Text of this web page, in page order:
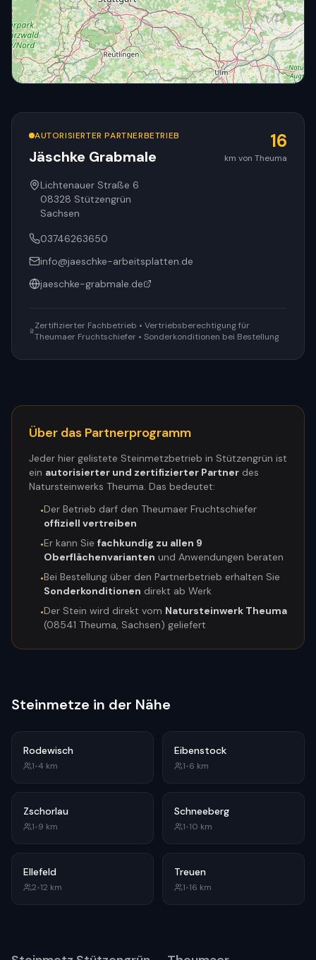
AUTORISIERTER PARTNERBETRIEB
Jäschke Grabmale
16
km von Theuma
Lichtenauer Straße 6
08328 Stützengrün
Sachsen
03746263650
info@jaeschke-arbeitsplatten.de
jaeschke-grabmale.de
Zertifizierter Fachbetrieb • Vertriebsberechtigung für
Theumaer Fruchtschiefer • Sonderkonditionen bei Bestellung
Über das Partnerprogramm
Jeder hier gelistete Steinmetzbetrieb in Stützengrün ist
ein autorisierter und zertifizierter Partner des
Natursteinwerks Theuma. Das bedeutet:
•Der Betrieb darf den Theumaer Fruchtschiefer
offiziell vertreiben
•Er kann Sie fachkundig zu allen 9
Oberflächenvarianten und Anwendungen beraten
•Bei Bestellung über den Partnerbetrieb erhalten Sie
Sonderkonditionen direkt ab Werk
•Der Stein wird direkt vom Natursteinwerk Theuma
(08541 Theuma, Sachsen) geliefert
Steinmetze in der Nähe
Rodewisch
1•4 km
Eibenstock
1•6 km
Zschorlau
1•9 km
Schneeberg
1•10 km
Ellefeld
2•12 km
Treuen
1•16 km